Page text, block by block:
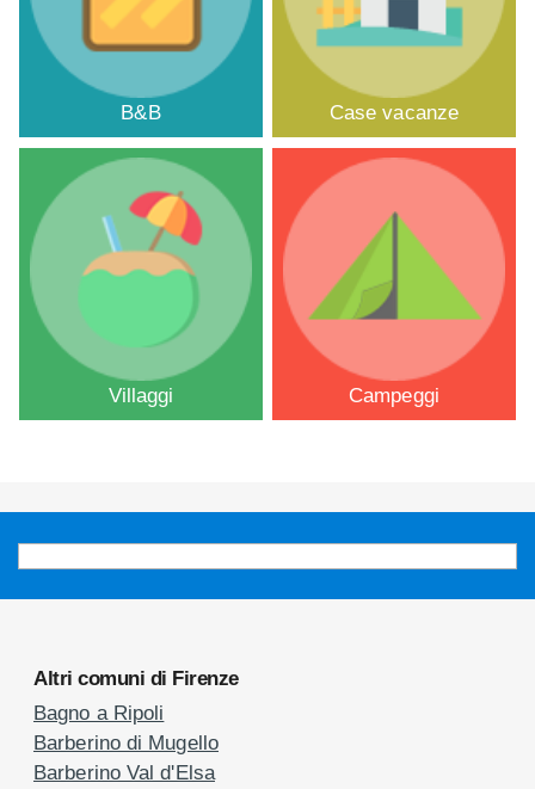
B&B Case vacanze
Villaggi Campeggi
Altri comuni di Firenze
Bagno a Ripoli
Barberino di Mugello
Barberino Val d'Elsa